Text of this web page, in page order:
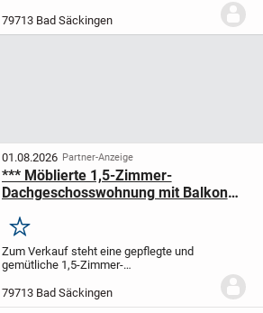
im Wohnprojekt LIGNUM Rippolingen.
Kaufpreis enthalten ist bereits eine...
79713 Bad Säckingen
01.08.2026 Partner-Anzeige
*** Möblierte 1,5-Zimmer-
Dachgeschosswohnung mit Balkon
Merken
Zum Verkauf steht eine gepflegte und
gemütliche 1,5-Zimmer-
Wohnfläche von ca. 55,00 m² in begehrter
Wohnlage von Bad Säckingen.Die
79713 Bad Säckingen